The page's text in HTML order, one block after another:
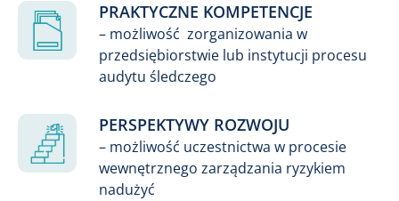
PRAKTYCZNE KOMPETENCJE
– możliwość zorganizowania w
przedsiębiorstwie lub instytucji procesu
audytu śledczego
PERSPEKTYWY ROZWOJU
– możliwość uczestnictwa w procesie
wewnętrznego zarządzania ryzykiem
nadużyć